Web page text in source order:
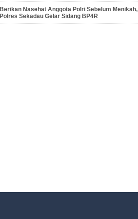
Berikan Nasehat Anggota Polri Sebelum Menikah,
Polres Sekadau Gelar Sidang BP4R